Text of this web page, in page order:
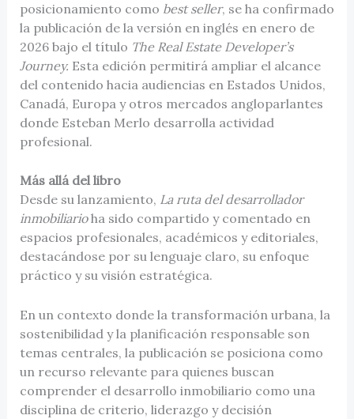
posicionamiento como best seller, se ha confirmado
la publicación de la versión en inglés en enero de
2026 bajo el título The Real Estate Developer’s
Journey. Esta edición permitirá ampliar el alcance
del contenido hacia audiencias en Estados Unidos,
Canadá, Europa y otros mercados angloparlantes
donde Esteban Merlo desarrolla actividad
profesional.
Más allá del libro
Desde su lanzamiento, La ruta del desarrollador
inmobiliarioha sido compartido y comentado en
espacios profesionales, académicos y editoriales,
destacándose por su lenguaje claro, su enfoque
práctico y su visión estratégica.
En un contexto donde la transformación urbana, la
sostenibilidad y la planificación responsable son
temas centrales, la publicación se posiciona como
un recurso relevante para quienes buscan
comprender el desarrollo inmobiliario como una
disciplina de criterio, liderazgo y decisión